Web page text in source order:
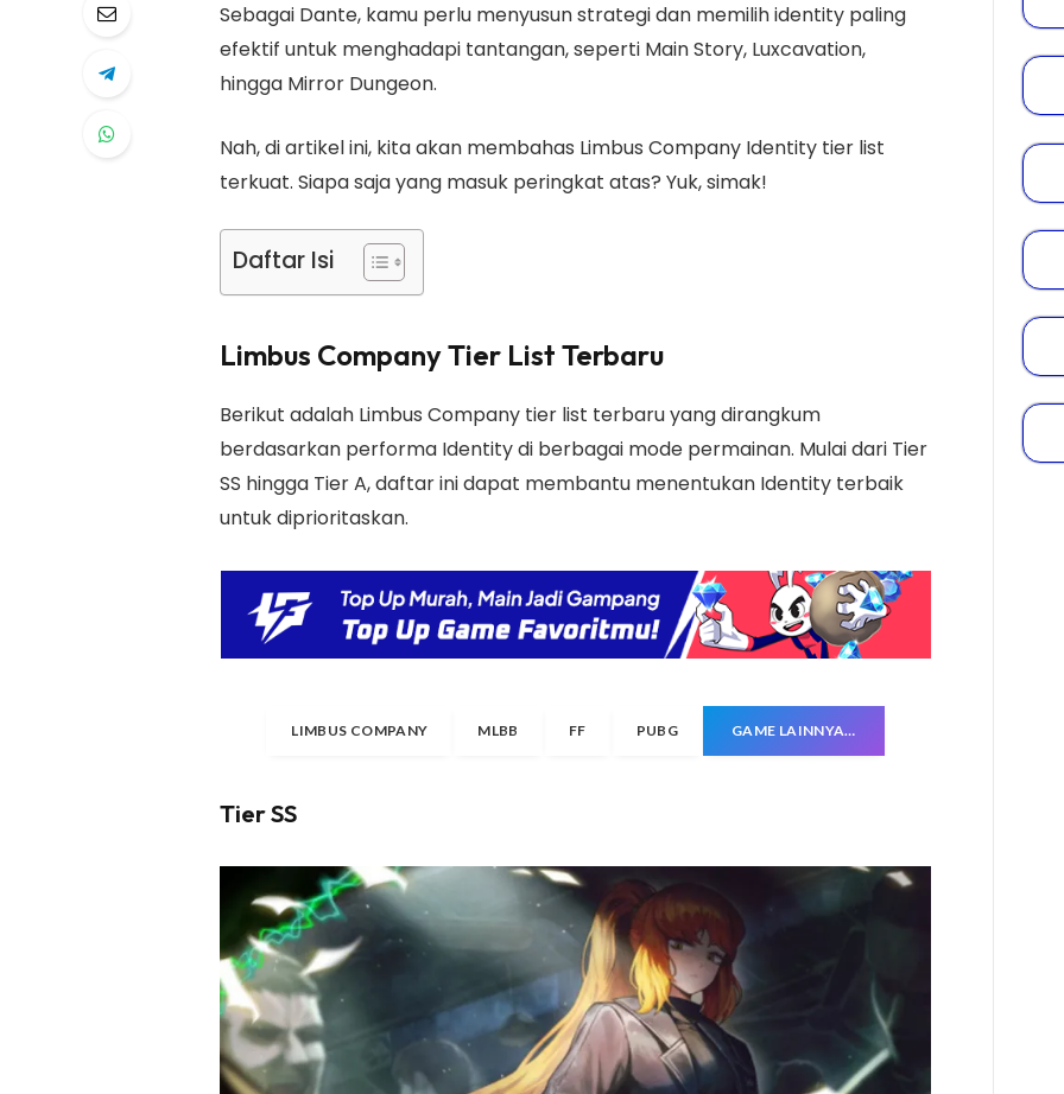
Sebagai Dante, kamu perlu menyusun strategi dan memilih identity paling
efektif untuk menghadapi tantangan, seperti Main Story, Luxcavation,
hingga Mirror Dungeon.
Nah, di artikel ini, kita akan membahas Limbus Company Identity tier list
terkuat. Siapa saja yang masuk peringkat atas? Yuk, simak!
Daftar Isi
Limbus Company Tier List Terbaru
Berikut adalah Limbus Company tier list terbaru yang dirangkum
berdasarkan performa Identity di berbagai mode permainan. Mulai dari Tier
SS hingga Tier A, daftar ini dapat membantu menentukan Identity terbaik
untuk diprioritaskan.
LIMBUS COMPANY MLBB FF PUBG GAME LAINNYA…
Tier SS